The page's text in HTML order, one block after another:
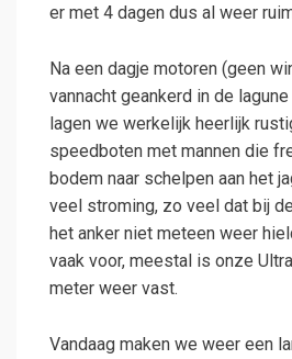
er met 4 dagen dus al weer
Na een dagje motoren (geen
vannacht geankerd in de
lagen we werkelijk heerlijk
speedboten met mannen die
bodem naar schelpen aan het
veel stroming, zo veel dat bij
het anker niet meteen weer
vaak voor, meestal is onze
meter weer vast.
Vandaag maken we weer een